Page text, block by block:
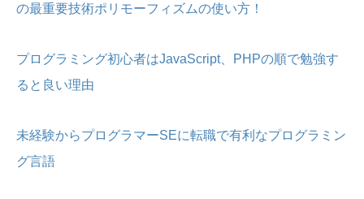
の最重要技術ポリモーフィズムの使い方！
プログラミング初心者はJavaScript、PHPの順で勉強す
ると良い理由
未経験からプログラマーSEに転職で有利なプログラミン
グ言語